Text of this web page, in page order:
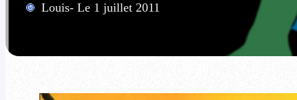
Louis- Le 1 juillet 2011